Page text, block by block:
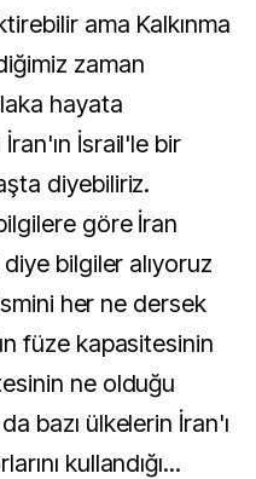
ama Kalkınma
zaman
hayata
İsrail'le bir
diyebiliriz.
göre İran
bilgiler alıyoruz
her ne dersek
füze kapasitesinin
ne olduğu
bazı ülkelerin İran'ı
kullandığı...